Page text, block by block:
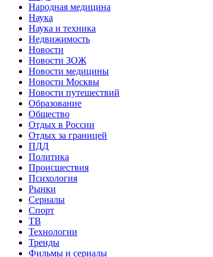
Народная медицина
Наука
Наука и техника
Недвижимость
Новости
Новости ЗОЖ
Новости медицины
Новости Москвы
Новости путешествий
Образование
Общество
Отдых в России
Отдых за границей
ПДД
Политика
Происшествия
Психология
Рынки
Сериалы
Спорт
ТВ
Технологии
Тренды
Фильмы и сериалы